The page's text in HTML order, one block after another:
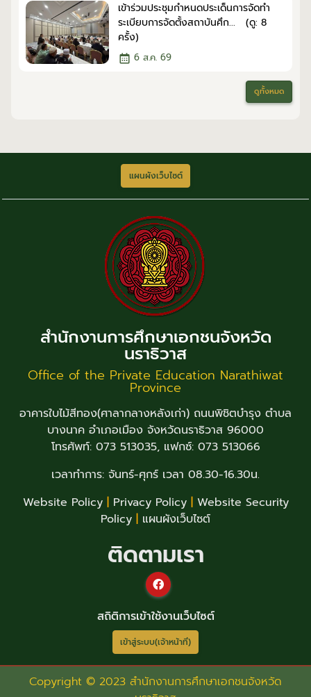
เข้าร่วมประชุมกำหนดประเด็นการจัดทำ
ระเบียบการจัดตั้งสถาบันศึก... (ดู: 8
ครั้ง)
6 ส.ค. 69
ดูทั้งหมด
แผนผังเว็บไซต์
สำนักงานการศึกษาเอกชนจังหวัด
นราธิวาส
Office of the Private Education Narathiwat
Province
อาคารใบไม้สีทอง(ศาลากลางหลังเก่า) ถนนพิชิตบำรุง ตำบล
บางนาค อำเภอเมือง จังหวัดนราธิวาส 96000
โทรศัพท์: 073 513035, แฟกซ์: 073 513066
เวลาทำการ: จันทร์-ศุกร์ เวลา 08.30-16.30น.
Website Policy | Privacy Policy | Website Security
Policy | แผนผังเว็บไซต์
ติดตามเรา
สถิติการเข้าใช้งานเว็บไซต์
เข้าสู่ระบบ(เจ้าหน้าที่)
Copyright © 2023 สำนักงานการศึกษาเอกชนจังหวัด